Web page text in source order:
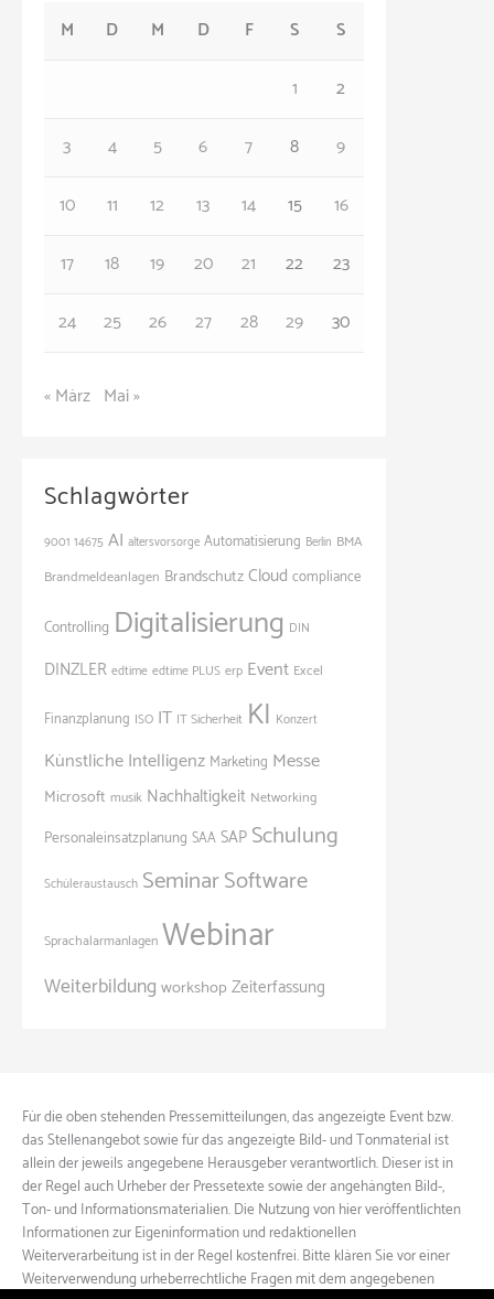
M
D M D F S
S
1
2
3
4 5 6 7 8
9
10
11 12 13 14 15
16
17
18 19 20 21 22
23
24
25 26 27 28 29 30
« März Mai »
Schlagwörter
9001 14675 AI altersvorsorge Automatisierung Berlin BMA
Brandmeldeanlagen BrandschutzCloud compliance
Controlling Digitalisierung DIN
DINZLER edtime edtime PLUS erp Event Excel
Finanzplanung ISO IT IT Sicherheit KI Konzert
Künstliche Intelligenz Marketing Messe
Microsoft musik Nachhaltigkeit Networking
Personaleinsatzplanung SAASAP Schulung
Schüleraustausch SeminarSoftware
Sprachalarmanlagen Webinar
Weiterbildung workshop Zeiterfassung
Für die oben stehenden Pressemitteilungen, das angezeigte Event bzw.
das Stellenangebot sowie für das angezeigte Bild- und Tonmaterial ist
allein der jeweils angegebene Herausgeber verantwortlich. Dieser ist in
der Regel auch Urheber der Pressetexte sowie der angehängten Bild-,
Ton- und Informationsmaterialien. Die Nutzung von hier veröffentlichten
Informationen zur Eigeninformation und redaktionellen
Weiterverarbeitung ist in der Regel kostenfrei. Bitte klären Sie vor einer
Weiterverwendung urheberrechtliche Fragen mit dem angegebenen